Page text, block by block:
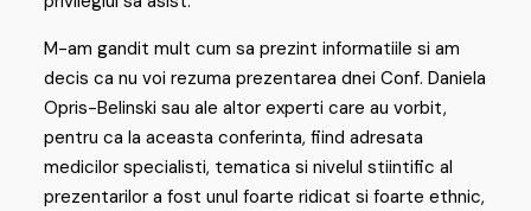
M-am gandit mult cum sa prezint informatiile si am
decis ca nu voi rezuma prezentarea dnei Conf. Daniela
Opris-Belinski sau ale altor experti care au vorbit,
pentru ca la aceasta conferinta, fiind adresata
medicilor specialisti, tematica si nivelul stiintific al
prezentarilor a fost unul foarte ridicat si foarte ethnic,